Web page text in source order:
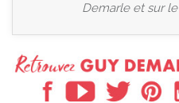
Demarle et sur le